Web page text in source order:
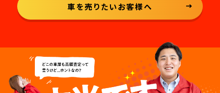
車を売りたいお客様へ